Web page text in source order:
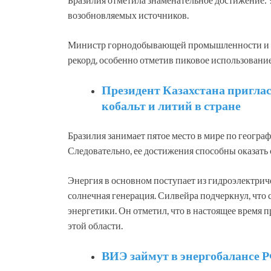
возобновляемых источников.
Министр горнодобывающей промышленности и
рекорд, особенно отметив пиковое
Президент Казахстана
кобальт и литий в стране
Бразилия занимает пятое место в мире по
Следовательно, ее достижения способны
Энергия в основном поступает из
солнечная генерация. Силвейра подчеркнул,
энергетики. Он отметил, что в настоящее время
этой области.
ВИЭ займут в энергобалансе